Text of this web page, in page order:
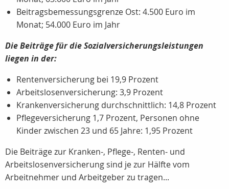
Beitragsbemessungsgrenze Ost: 4.500 Euro im
Monat; 54.000 Euro im Jahr
Die Beiträge für die Sozialversicherungsleistungen
liegen in der:
Rentenversicherung bei 19,9 Prozent
Arbeitslosenversicherung: 3,9 Prozent
Krankenversicherung durchschnittlich: 14,8 Prozent
Pflegeversicherung 1,7 Prozent, Personen ohne
Kinder zwischen 23 und 65 Jahre: 1,95 Prozent
Die Beiträge zur Kranken-, Pflege-, Renten- und
Arbeitslosenversicherung sind je zur Hälfte vom
Arbeitnehmer und Arbeitgeber zu tragen...